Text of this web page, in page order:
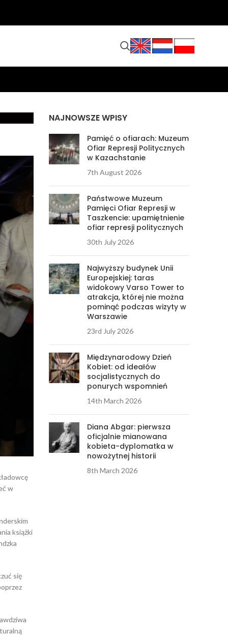
w
książki
się
NAJNOWSZE WPISY
Pamięć o ofiarach: Muzeum
Ofiar Represji Politycznych
w Kazachstanie
7th August 2026
Państwowe Muzeum
Pamięci Ofiar Represji w
Taszkencie: upamiętnienie
ofiar represji politycznych
30th July 2026
Najwyższy budynek Unii
Europejskiej: taras
widokowy Varso Tower to
atrakcja, której nie można
pominąć podczas wizyty w
Warszawie
23rd July 2026
Międzynarodowy Dzień
Kobiet: od ideałów
socjalistycznych do
ponurych wspomnień
14th March 2026
Diana Abgar: pierwsza
oficjalnie mianowana
kobieta-dyplomatka w
nowożytnej historii
8th March 2026